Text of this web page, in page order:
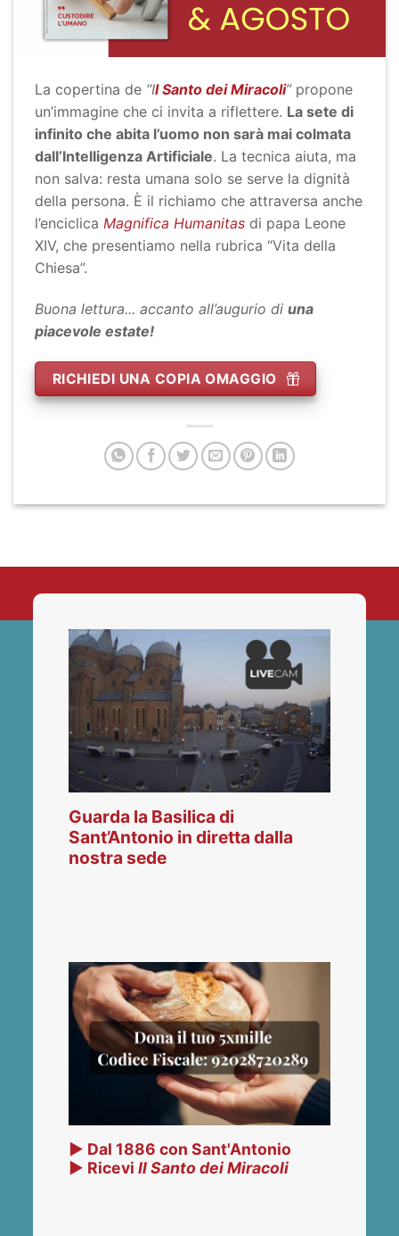
La copertina de “Il Santo dei Miracoli”propone
un’immagine che ci invita a riflettere. La sete di
infinito che abita l’uomo non sarà mai colmata
dall’Intelligenza Artificiale. La tecnica aiuta, ma
non salva: resta umana solo se serve la dignità
della persona. È il richiamo che attraversa anche
l’enciclica Magnifica Humanitas di papa Leone
XIV, che presentiamo nella rubrica “Vita della
Chiesa”.
Buona lettura... accanto all’augurio di una
piacevole estate!
RICHIEDI UNA COPIA OMAGGIO
Guarda la Basilica di
Sant’Antonio in diretta dalla
nostra sede
▶ Dal 1886 con Sant'Antonio
▶ RiceviIl Santo dei Miracoli